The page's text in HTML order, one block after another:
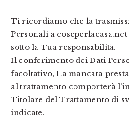
Ti ricordiamo che la
Personali a
sotto la Tua responsabilità.
Il conferimento dei Dati
facoltativo, La mancata
al trattamento comporterà
Titolare del Trattamento di
indicate.